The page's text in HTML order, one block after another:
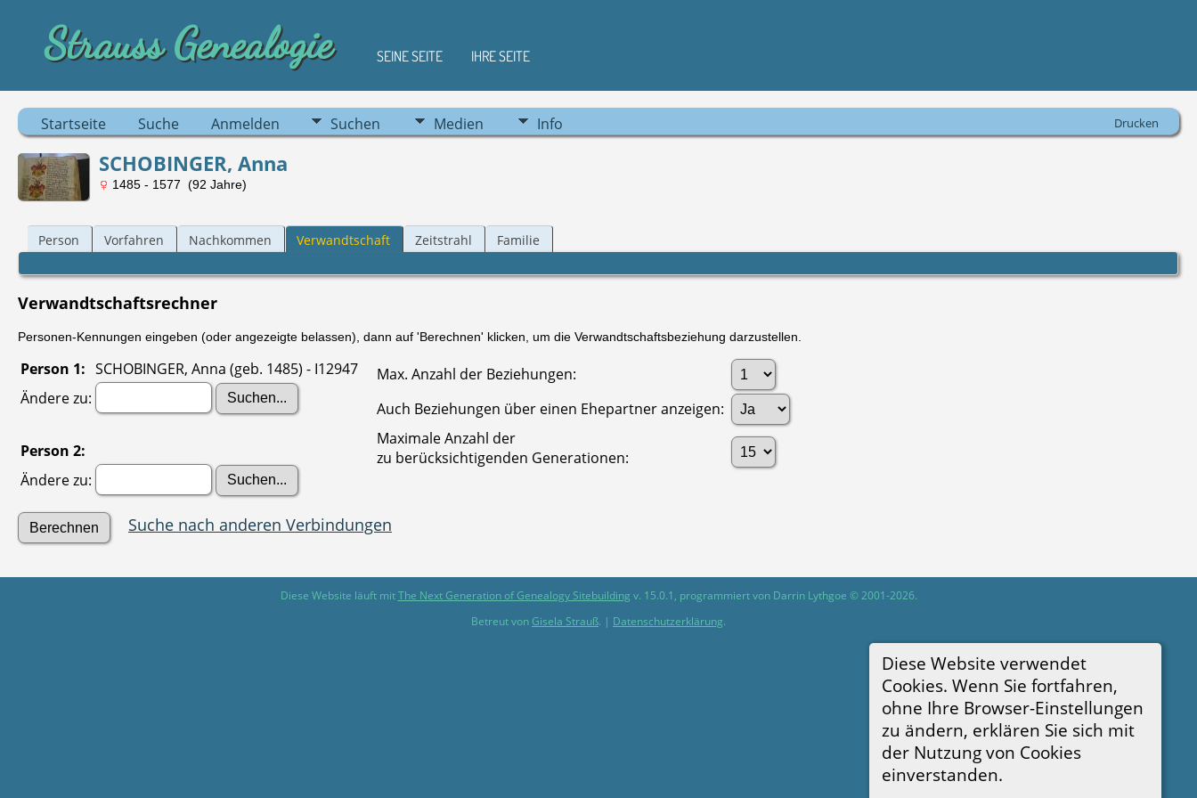
Strauss Genealogie SEINE SEITE IHRE SEITE
Startseite Suche Anmelden Suchen Medien Info Drucken
Diese Website verwendet
Cookies. Wenn Sie fortfahren,
ohne Ihre Browser-Einstellungen
zu ändern, erklären Sie sich mit
der Nutzung von Cookies
einverstanden.
SCHOBINGER, Anna
1485 - 1577 (92 Jahre)
Person Vorfahren Nachkommen Verwandtschaft Zeitstrahl Familie
Verwandtschaftsrechner
Personen-Kennungen eingeben (oder angezeigte belassen), dann auf 'Berechnen' klicken, um die Verwandtschaftsbeziehung darzustellen.
Person 1: SCHOBINGER, Anna (geb. 1485) - I12947
Ändere zu:
Person 2:
Ändere zu:
Max. Anzahl der Beziehungen:
Auch Beziehungen über einen Ehepartner anzeigen:
Maximale Anzahl der
zu berücksichtigenden Generationen:
Suche nach anderen Verbindungen
Diese Website läuft mitThe Next Generation of Genealogy Sitebuilding v. 15.0.1, programmiert von Darrin Lythgoe © 2001-2026.
Betreut von Gisela Strauß. | Datenschutzerklärung.